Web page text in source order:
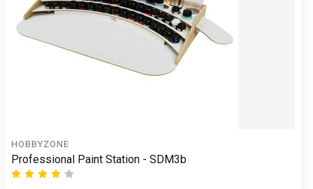
HOBBYZONE
Professional Paint Station - SDM3b